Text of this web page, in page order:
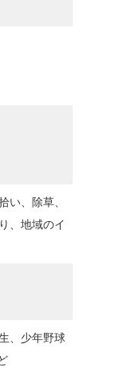
い、除草、
、地域のイ
、少年野球